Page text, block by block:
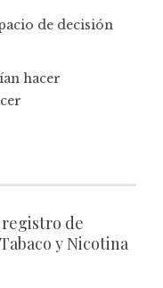
de decisión
hacer
de
y Nicotina